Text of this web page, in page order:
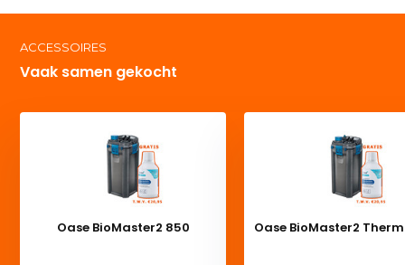
ACCESSOIRES
Vaak samen gekocht
Oase BioMaster2 850
Oase BioMaster2